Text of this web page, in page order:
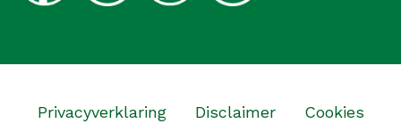
Privacyverklaring Disclaimer Cookies